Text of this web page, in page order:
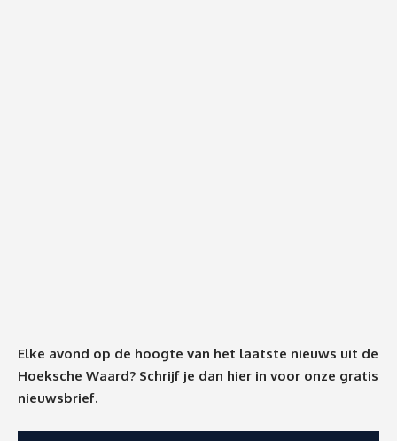
Elke avond op de hoogte van het laatste nieuws uit de
Hoeksche Waard? Schrijf je dan hier in voor onze gratis
nieuwsbrief.